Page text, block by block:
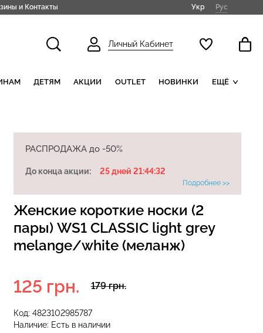
и Контакты Укр Рус
Личный Кабинет
ДЕТЯМ АКЦИИ OUTLET НОВИНКИ ЕЩЁ
РАСПРОДАЖА до -50%
До конца акции: 25 дней 21:44:31
Подробнее >>
Женские короткие носки (2
пары) WS1 CLASSIC light grey
melange/white (меланж)
Код: 4823102985787
Наличие: Есть в наличии
179 грн.
125 грн.
с высокой
01 (черный)
Бесшовные стринги STRING
BRIEFS (черный) Giulia